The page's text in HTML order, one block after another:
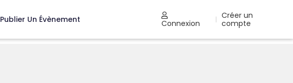
Publier Un Évènement Connexion
Créer un
compte